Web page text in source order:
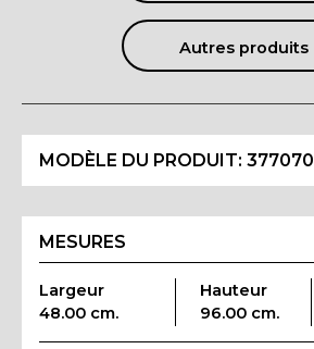
Autres produits
MODÈLE DU PRODUIT:377070
MESURES
Largeur
48.00 cm.
Hauteur
96.00 cm.